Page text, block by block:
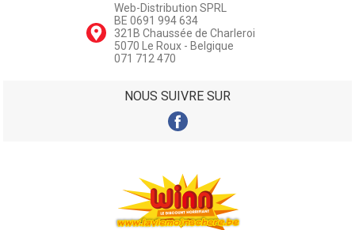
Web-Distribution SPRL
BE 0691 994 634
321B Chaussée de Charleroi
5070 Le Roux - Belgique
071 712 470
NOUS SUIVRE SUR